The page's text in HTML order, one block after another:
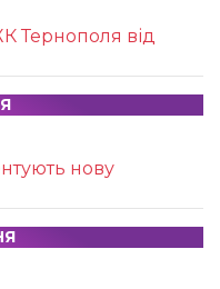
Тернополя від
нову